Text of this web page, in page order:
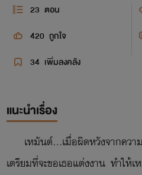
23 ตอน
420 ถูกใจ
34 เพิ่มลงคลัง
แนะนำเรื่อง
เหมันต์...เมื่อผิดหวังจากควา
เตรียมที่จะขอเธอแต่งงาน ทำให้